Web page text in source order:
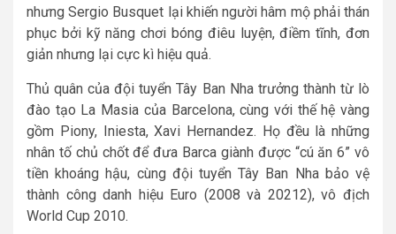
nhưng Sergio Busquet lại khiến người hâm mộ phải thán
phục bởi kỹ năng chơi bóng điêu luyện, điềm tĩnh, đơn
giản nhưng lại cực kì hiệu quả.
Thủ quân của đội tuyển Tây Ban Nha trưởng thành từ lò
đào tạo La Masia của Barcelona, cùng với thế hệ vàng
gồm Piony, Iniesta, Xavi Hernandez. Họ đều là những
nhân tố chủ chốt để đưa Barca giành được “cú ăn 6” vô
tiền khoáng hậu, cùng đội tuyển Tây Ban Nha bảo vệ
thành công danh hiệu Euro (2008 và 20212), vô địch
World Cup 2010.